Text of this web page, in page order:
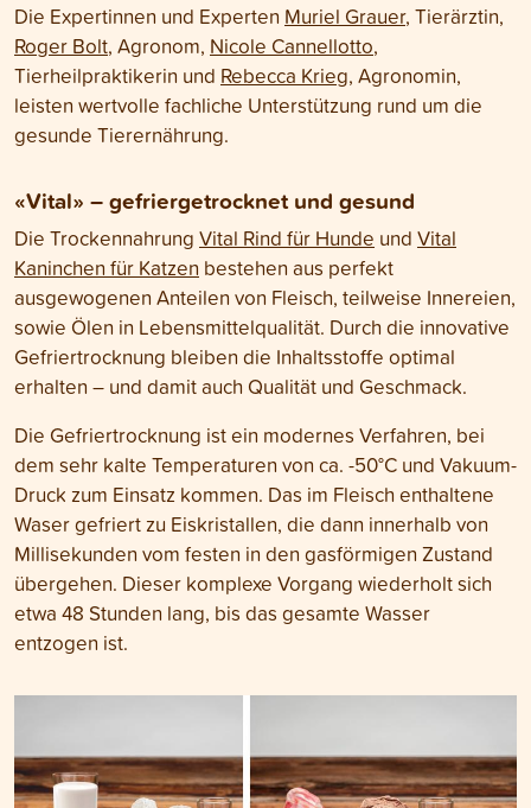
Die Expertinnen und Experten Muriel Grauer, Tierärztin,
Roger Bolt, Agronom, Nicole Cannellotto,
Tierheilpraktikerin und Rebecca Krieg, Agronomin,
leisten wertvolle fachliche Unterstützung rund um die
gesunde Tierernährung.
«Vital» – gefriergetrocknet und gesund
Die Trockennahrung Vital Rind für Hunde und Vital
Kaninchen für Katzen bestehen aus perfekt
ausgewogenen Anteilen von Fleisch, teilweise Innereien,
sowie Ölen in Lebensmittelqualität. Durch die innovative
Gefriertrocknung bleiben die Inhaltsstoffe optimal
erhalten – und damit auch Qualität und Geschmack.
Die Gefriertrocknung ist ein modernes Verfahren, bei
dem sehr kalte Temperaturen von ca. -50°C und Vakuum-
Druck zum Einsatz kommen. Das im Fleisch enthaltene
Waser gefriert zu Eiskristallen, die dann innerhalb von
Millisekunden vom festen in den gasförmigen Zustand
übergehen. Dieser komplexe Vorgang wiederholt sich
etwa 48 Stunden lang, bis das gesamte Wasser
entzogen ist.